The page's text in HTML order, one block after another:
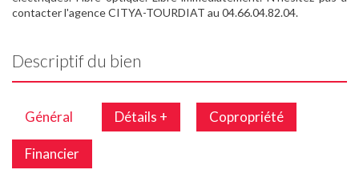
contacter l'agence CITYA-TOURDIAT au 04.66.04.82.04.
Descriptif du bien
Général Détails + Copropriété
Financier